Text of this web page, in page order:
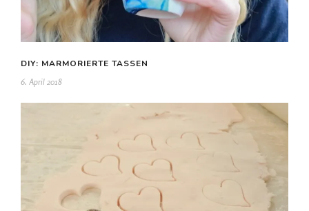
DIY: MARMORIERTE TASSEN
6. April 2018